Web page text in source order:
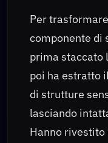
Per
componente di
prima staccato
poi ha estratto
di strutture
lasciando
Hanno rivestito